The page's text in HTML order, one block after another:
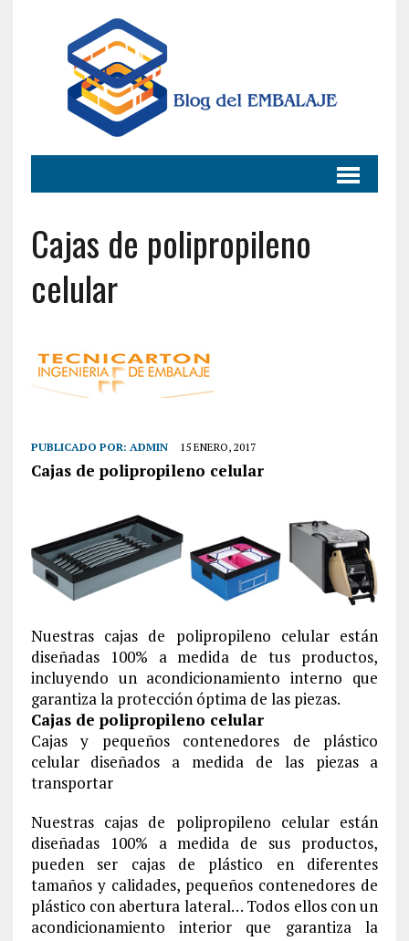
Cajas de polipropileno
celular
PUBLICADO POR: ADMIN 15 ENERO, 2017
Cajas de polipropileno celular
Nuestras cajas de polipropileno celular están
diseñadas 100% a medida de tus productos,
incluyendo un acondicionamiento interno que
garantiza la protección óptima de las piezas.
Cajas de polipropileno celular
Cajas y pequeños contenedores de plástico
celular diseñados a medida de las piezas a
transportar
Nuestras cajas de polipropileno celular están
diseñadas 100% a medida de sus productos,
pueden ser cajas de plástico en diferentes
tamaños y calidades, pequeños contenedores de
plástico con abertura lateral… Todos ellos con un
acondicionamiento interior que garantiza la